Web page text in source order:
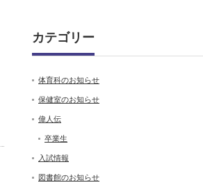
カテゴリー
体育科のお知らせ
保健室のお知らせ
偉人伝
卒業生
入試情報
図書館のお知らせ